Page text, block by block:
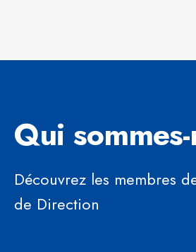
Qui
Découvrez les membres
de Direction